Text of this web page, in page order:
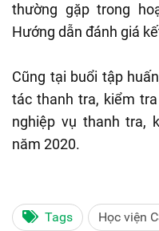
thường gặp trong
Hướng dẫn đánh giá
Cũng tại buổi tập
tác thanh tra, kiểm
nghiệp vụ thanh tra,
năm 2020.
Tags Học viện